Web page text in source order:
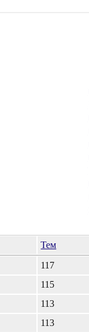
Тем
117
115
113
113